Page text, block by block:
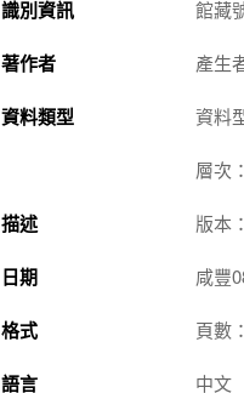
識別資訊 館藏
著作者 產生
資料類型 資料
層次
描述 版本
日期 咸豐
格式 頁數
語言 中文